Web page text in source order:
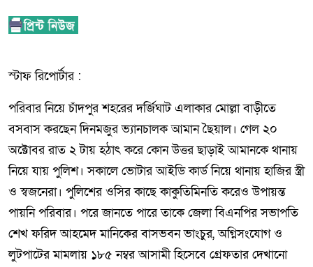
স্টাফ রিপোর্টার :
পরিবার নিয়ে চাঁদপুর শহরের দর্জিঘাট এলাকার মোল্লা বাড়ীতে
বসবাস করছেন দিনমজুর ভ্যানচালক আমান ছৈয়াল। গেল ২০
অক্টোবর রাত ২ টায় হঠাৎ করে কোন উত্তর ছাড়াই আমানকে থানায়
নিয়ে যায় পুলিশ। সকালে ভোটার আইডি কার্ড নিয়ে থানায় হাজির স্ত্রী
ও স্বজনেরা। পুলিশের ওসির কাছে কাকুতিমিনতি করেও উপায়ন্ত
পায়নি পরিবার। পরে জানতে পারে তাকে জেলা বিএনপির সভাপতি
শেখ ফরিদ আহমেদ মানিকের বাসভবন ভাংচুর, অগ্নিসংযোগ ও
লুটপাটের মামলায় ১৮৫ নম্বর আসামী হিসেবে গ্রেফতার দেখানো